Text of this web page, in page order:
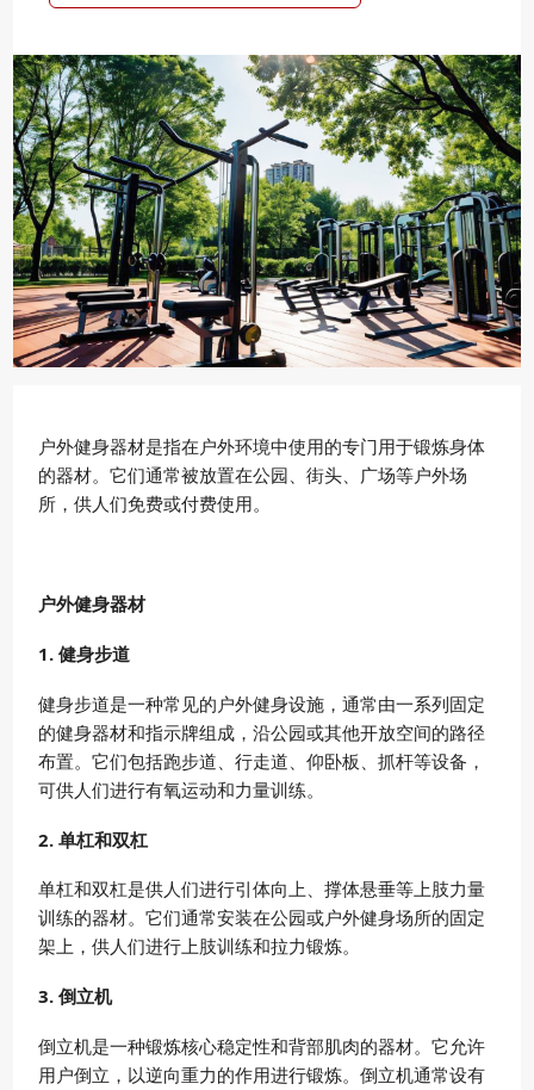
户外健身器材是指在户外环境中使用的专门用于锻炼身体
的器材。它们通常被放置在公园、街头、广场等户外场
所，供人们免费或付费使用。
户外健身器材
1. 健身步道
健身步道是一种常见的户外健身设施，通常由一系列固定
的健身器材和指示牌组成，沿公园或其他开放空间的路径
布置。它们包括跑步道、行走道、仰卧板、抓杆等设备，
可供人们进行有氧运动和力量训练。
2. 单杠和双杠
单杠和双杠是供人们进行引体向上、撑体悬垂等上肢力量
训练的器材。它们通常安装在公园或户外健身场所的固定
架上，供人们进行上肢训练和拉力锻炼。
3. 倒立机
倒立机是一种锻炼核心稳定性和背部肌肉的器材。它允许
用户倒立，以逆向重力的作用进行锻炼。倒立机通常设有